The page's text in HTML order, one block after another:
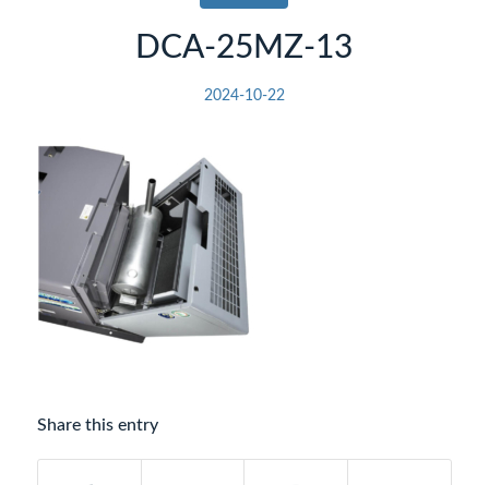
DCA-25MZ-13
2024-10-22
Share this entry